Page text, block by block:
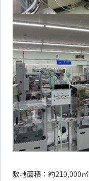
敷地面積：約210,000㎡